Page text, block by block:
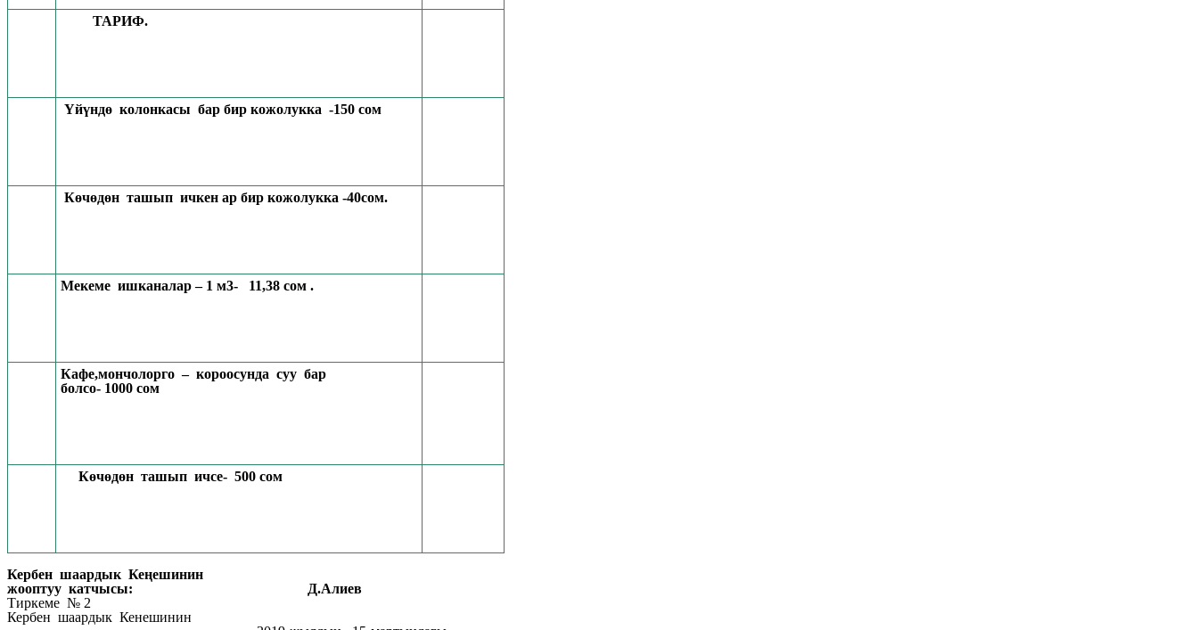
ТАРИФ.
Үйүндө колонкасы бар бир кожолукка -150 сом
Көчөдөн ташып ичкен ар бир кожолукка -40сом.
Мекеме ишканалар – 1 м3- 11,38 сом .
Кафе,мончолорго – короосунда суу бар
болсо- 1000 сом
Көчөдөн ташып ичсе- 500 сом
Кербен шаардык Кеңешинин
жооптуу катчысы: Д.Алиев
Тиркеме № 2
Кербен шаардык Кенешинин